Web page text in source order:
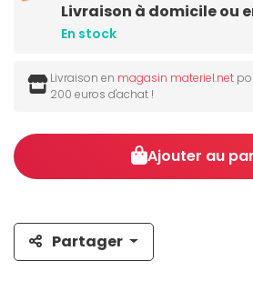
Livraison à domicile ou
En stock
Livraison en magasin materiel.net
200 euros d'achat !
Ajouter au
Partager